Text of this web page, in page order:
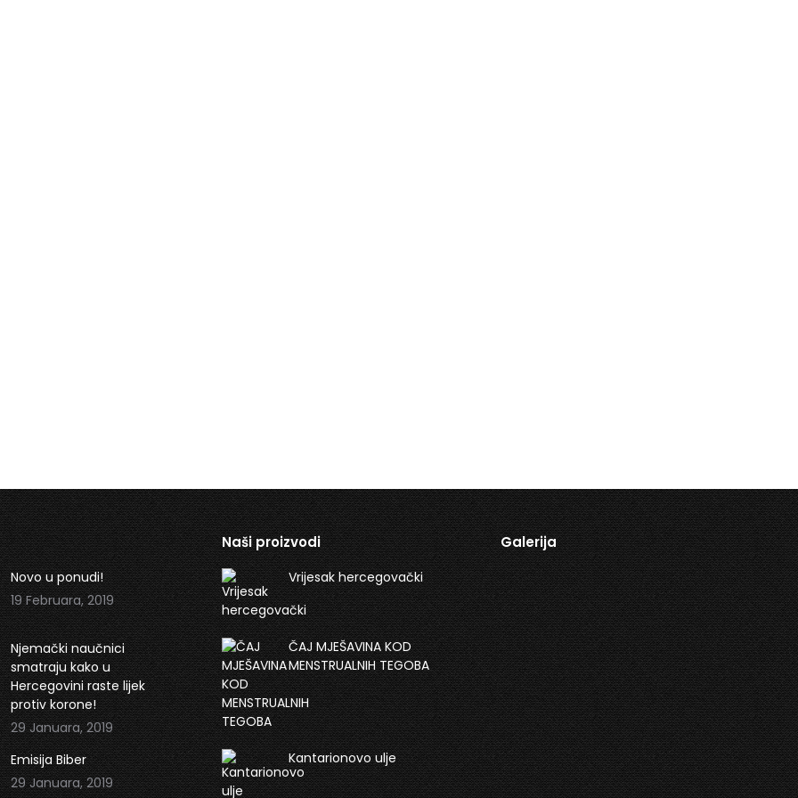
Novo u ponudi!
19 Februara, 2019
Njemački naučnici
smatraju kako u
Hercegovini raste lijek
protiv korone!
29 Januara, 2019
Emisija Biber
29 Januara, 2019
Naši proizvodi
Vrijesak hercegovački
ČAJ MJEŠAVINA KOD
MENSTRUALNIH TEGOBA
Kantarionovo ulje
Galerija